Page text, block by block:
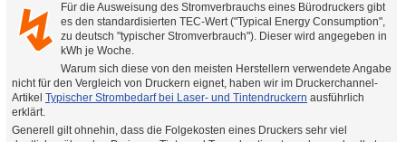
↯
Für die Ausweisung des Stromverbrauchs eines Bürodruckers gibt
es den standardisierten TEC-Wert ("Typical Energy Consumption",
zu deutsch "typischer Stromverbrauch"). Dieser wird angegeben in
kWh je Woche.
Warum sich diese von den meisten Herstellern verwendete Angabe
nicht für den Vergleich von Druckern eignet, haben wir im Druckerchannel-
Artikel Typischer Strombedarf bei Laser- und Tintendruckern ausführlich
erklärt.
Generell gilt ohnehin, dass die Folgekosten eines Druckers sehr viel